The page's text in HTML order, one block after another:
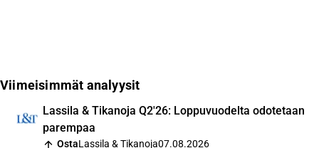
Viimeisimmät analyysit
Lassila & Tikanoja Q2'26: Loppuvuodelta odotetaan
parempaa
OstaLassila & Tikanoja07.08.2026